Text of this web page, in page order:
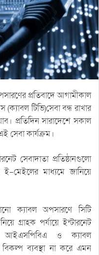
প্রতিবাদে আগামীকাল
(ক্যাবল টিভি)সেবা বন্ধ রাখার
প্রতিদিন সারাদেশে সকাল
সেবা কার্যক্রম।
সেবাদাতা প্রতিষ্ঠানগুলো
মেইলের মাধ্যমে জানিয়ে
ক্যাবল অপসারণে সিটি
গ্রাহক পর্যায়ে ইন্টারনেট
আইএসপিবিএ ও ক্যাবল
ব্যবস্থা না করে এমন